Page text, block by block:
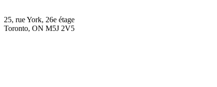
25, rue York, 26e étage
Toronto, ON M5J 2V5